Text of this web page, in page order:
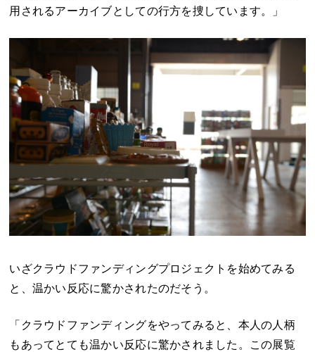
用されるアーカイブとしての行方を捜しています。」
いざクラウドファンディングプロジェクトを始めてみる
と、温かい反応に驚かされたのだそう。
「クラウドファンディングをやってみると、本人の人柄
もあってとても温かい反応に驚かされました。この展覧